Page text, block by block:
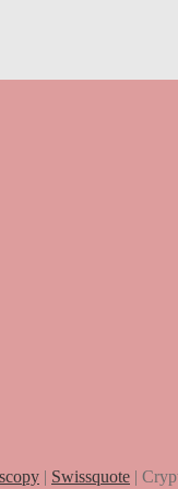
| Swissquote |